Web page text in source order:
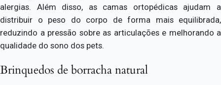
alergias. Além disso, as camas ortopédicas ajudam a
distribuir o peso do corpo de forma mais equilibrada,
reduzindo a pressão sobre as articulações e melhorando a
qualidade do sono dos pets.
Brinquedos de borracha natural